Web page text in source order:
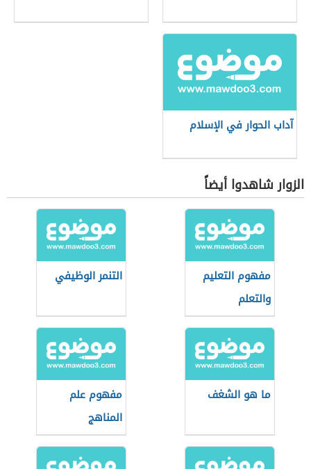
آداب الحوار في الإسلام
الزوار شاهدوا أيضاً
مفهوم التعليم
والتعلم
التنمر الوظيفي
ما هو الشغف
مفهوم علم
المناهج